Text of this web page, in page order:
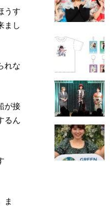
うす
まし
れな
が接
るん
ま
AD